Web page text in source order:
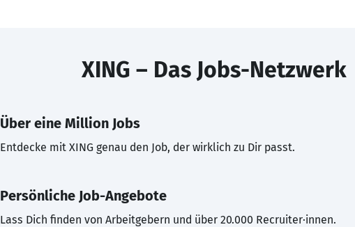
XING – Das Jobs-Netzwerk
Über eine Million Jobs
Entdecke mit XING genau den Job, der wirklich zu Dir passt.
Persönliche Job-Angebote
Lass Dich finden von Arbeitgebern und über 20.000 Recruiter·innen.